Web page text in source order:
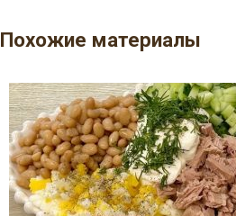
Похожие материалы